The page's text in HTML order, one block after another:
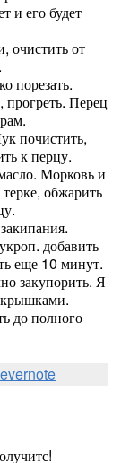
и его будет
очистить от
порезать.
Перец
почистить,
к перцу.
Морковь и
обжарить
добавить
еще 10 минут.
закупорить. Я
до полного